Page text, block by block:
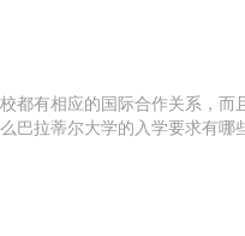
都有相应的国际合作关系，而
巴拉蒂尔大学的入学要求有哪